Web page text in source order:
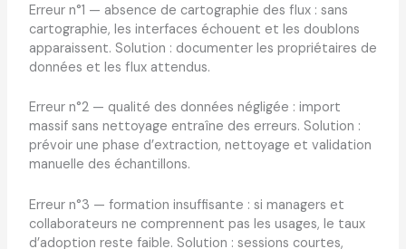
Erreur n°1 — absence de cartographie des flux : sans
cartographie, les interfaces échouent et les doublons
apparaissent. Solution : documenter les propriétaires de
données et les flux attendus.
Erreur n°2 — qualité des données négligée : import
massif sans nettoyage entraîne des erreurs. Solution :
prévoir une phase d’extraction, nettoyage et validation
manuelle des échantillons.
Erreur n°3 — formation insuffisante : si managers et
collaborateurs ne comprennent pas les usages, le taux
d’adoption reste faible. Solution : sessions courtes,